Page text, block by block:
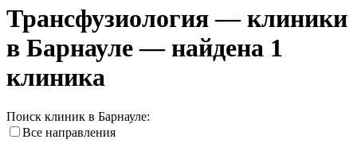
Трансфузиология — клиники
в Барнауле — найдена 1
клиника
Поиск клиник в Барнауле:
Все направления